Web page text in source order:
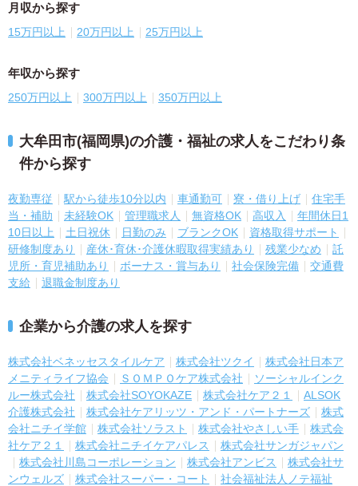
月収から探す
15万円以上 20万円以上 25万円以上
年収から探す
250万円以上 300万円以上 350万円以上
大牟田市(福岡県)の介護・福祉の求人をこだわり条
件から探す
夜勤専従 駅から徒歩10分以内 車通勤可 寮・借り上げ
住宅手
当・補助
未経験OK 管理職求人 無資格OK 高収入
年間休日1
10日以上
土日祝休 日勤のみ ブランクOK
資格取得サポート
研修制度あり
産休･育休･介護休暇取得実績あり 残業少なめ
託
児所・育児補助あり
ボーナス・賞与あり 社会保険完備
交通費
支給
退職金制度あり
企業から介護の求人を探す
株式会社ベネッセスタイルケア 株式会社ツクイ
株式会社日本ア
メニティライフ協会
ＳＯＭＰＯケア株式会社
ソーシャルインク
ルー株式会社
株式会社SOYOKAZE 株式会社ケア２１
ALSOK
介護株式会社
株式会社ケアリッツ・アンド・パートナーズ
株式
会社ニチイ学館
株式会社ソラスト 株式会社やさしい手
株式会
社ケア２１
株式会社ニチイケアパレス
株式会社サンガジャパン
株式会社川島コーポレーション
株式会社アンビス
株式会社サ
ンウェルズ
株式会社スーパー・コート
社会福祉法人ノテ福祉